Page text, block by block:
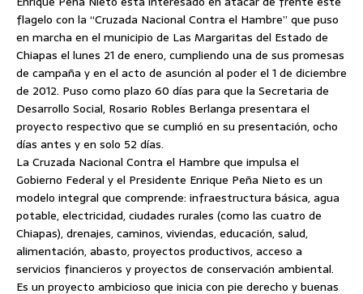
flagelo con la “Cruzada Nacional Contra el Hambre” que puso
en marcha en el municipio de Las Margaritas del Estado de
Chiapas el lunes 21 de enero, cumpliendo una de sus promesas
de campaña y en el acto de asunción al poder el 1 de diciembre
de 2012. Puso como plazo 60 días para que la Secretaria de
Desarrollo Social, Rosario Robles Berlanga presentara el
proyecto respectivo que se cumplió en su presentación, ocho
días antes y en solo 52 días.
La Cruzada Nacional Contra el Hambre que impulsa el
Gobierno Federal y el Presidente Enrique Peña Nieto es un
modelo integral que comprende: infraestructura básica, agua
potable, electricidad, ciudades rurales (como las cuatro de
Chiapas), drenajes, caminos, viviendas, educación, salud,
alimentación, abasto, proyectos productivos, acceso a
servicios financieros y proyectos de conservación ambiental.
Es un proyecto ambicioso que inicia con pie derecho y buenas